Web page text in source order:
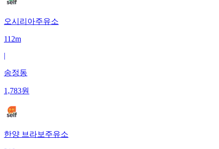
오시리아주유소
112m
|
송정동
1,783원
한양 브라보주유소